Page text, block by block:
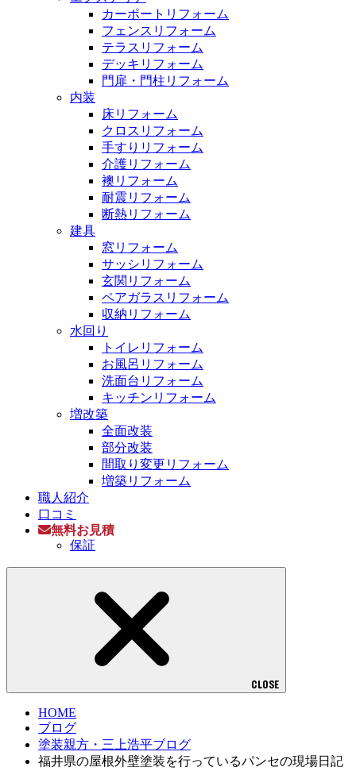
カーポートリフォーム
フェンスリフォーム
テラスリフォーム
デッキリフォーム
門扉・門柱リフォーム
内装
床リフォーム
クロスリフォーム
手すりリフォーム
介護リフォーム
襖リフォーム
耐震リフォーム
断熱リフォーム
建具
窓リフォーム
サッシリフォーム
玄関リフォーム
ペアガラスリフォーム
収納リフォーム
水回り
トイレリフォーム
お風呂リフォーム
洗面台リフォーム
キッチンリフォーム
増改築
全面改装
部分改装
間取り変更リフォーム
増築リフォーム
職人紹介
口コミ
無料お見積
保証
CLOSE
HOME
ブログ
塗装親方・三上浩平ブログ
福井県の屋根外壁塗装を行っているパンセの現場日記